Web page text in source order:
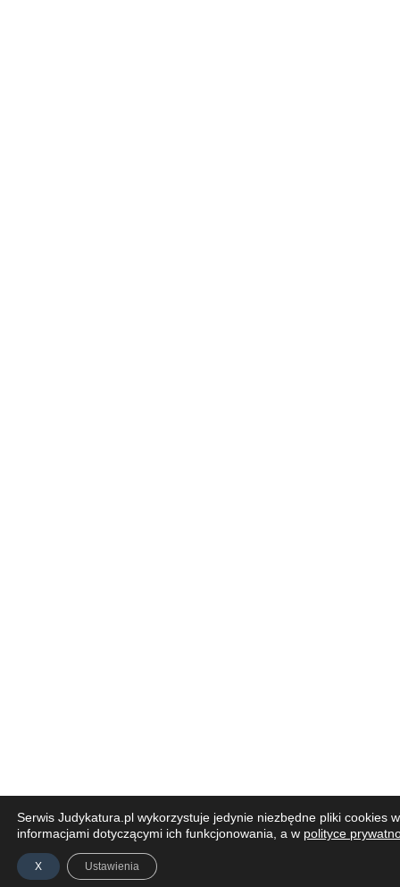
Serwis Judykatura.pl wykorzystuje jedynie niezbędne pliki cookies
informacjami dotyczącymi ich funkcjonowania, a w polityce
X Ustawienia